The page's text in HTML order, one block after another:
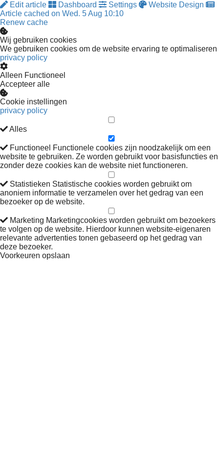
Edit article Dashboard Settings
Website Design
Article cached on Wed. 5 Aug 10:10
Renew cache
Wij gebruiken cookies
We gebruiken cookies om de website ervaring te optimaliseren
privacy policy
Alleen Functioneel
Accepteer alle
Cookie instellingen
privacy policy
Alles
Functioneel Functionele cookies zijn noodzakelijk om een
website te gebruiken. Ze worden gebruikt voor basisfuncties en
zonder deze cookies kan de website niet functioneren.
Statistieken Statistische cookies worden gebruikt om
anoniem informatie te verzamelen over het gedrag van een
bezoeker op de website.
Marketing Marketingcookies worden gebruikt om bezoekers
te volgen op de website. Hierdoor kunnen website-eigenaren
relevante advertenties tonen gebaseerd op het gedrag van
deze bezoeker.
Voorkeuren opslaan